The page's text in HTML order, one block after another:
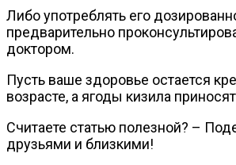
Либо употреблять его
предварительно
доктором.
Пусть ваше здоровье остается
возрасте, а ягоды кизила
Считаете статью полезной? –
друзьями и близкими!